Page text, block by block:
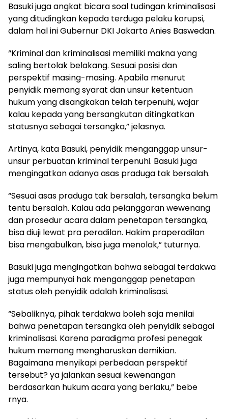
Basuki juga angkat bicara soal tudingan kriminalisasi
yang ditudingkan kepada terduga pelaku korupsi,
dalam hal ini Gubernur DKI Jakarta Anies Baswedan.
“Kriminal dan kriminalisasi memiliki makna yang
saling bertolak belakang. Sesuai posisi dan
perspektif masing-masing. Apabila menurut
penyidik memang syarat dan unsur ketentuan
hukum yang disangkakan telah terpenuhi, wajar
kalau kepada yang bersangkutan ditingkatkan
statusnya sebagai tersangka,” jelasnya.
Artinya, kata Basuki, penyidik menganggap unsur-
unsur perbuatan kriminal terpenuhi. Basuki juga
mengingatkan adanya asas praduga tak bersalah.
“Sesuai asas praduga tak bersalah, tersangka belum
tentu bersalah. Kalau ada pelanggaran wewenang
dan prosedur acara dalam penetapan tersangka,
bisa diuji lewat pra peradilan. Hakim praperadilan
bisa mengabulkan, bisa juga menolak,” tuturnya.
Basuki juga mengingatkan bahwa sebagai terdakwa
juga mempunyai hak menganggap penetapan
status oleh penyidik adalah kriminalisasi.
“Sebaliknya, pihak terdakwa boleh saja menilai
bahwa penetapan tersangka oleh penyidik sebagai
kriminalisasi. Karena paradigma profesi penegak
hukum memang mengharuskan demikian.
Bagaimana menyikapi perbedaan perspektif
tersebut? ya jalankan sesuai kewenangan
berdasarkan hukum acara yang berlaku,” bebe
rnya.